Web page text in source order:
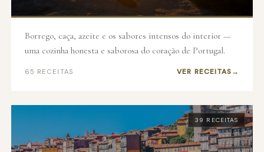
Borrego, caça, azeite e os sabores intensos do interior —
uma cozinha honesta e saborosa do coração de Portugal.
65 RECEITAS VER RECEITAS
39 RECEITAS